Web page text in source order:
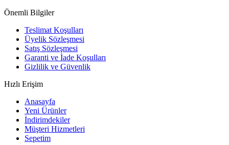
Önemli Bilgiler
Teslimat Koşulları
Üyelik Sözleşmesi
Satış Sözleşmesi
Garanti ve İade Koşulları
Gizlilik ve Güvenlik
Hızlı Erişim
Anasayfa
Yeni Ürünler
İndirimdekiler
Müşteri Hizmetleri
Sepetim